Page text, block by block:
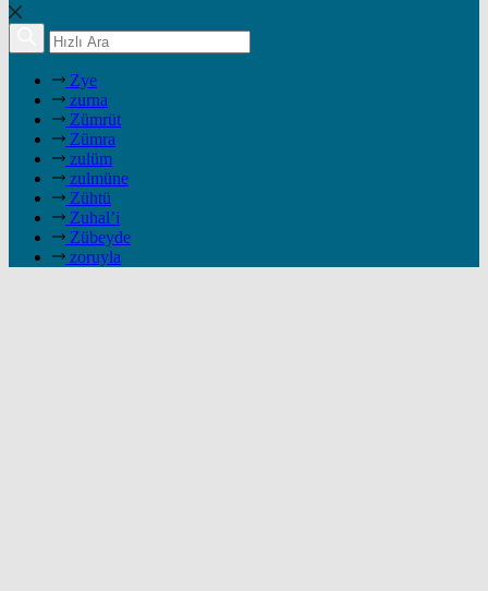
Zye
zurna
Zümrüt
Zümra
zulüm
zulmüne
Zühtü
Zuhal’i
Zübeyde
zoruyla